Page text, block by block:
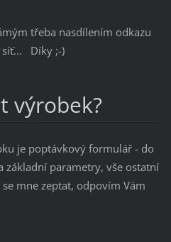
třeba nasdílením odkazu
síť... Díky ;-)
výrobek?
je poptávkový formulář - do
základní parametry, vše ostatní
mne zeptat, odpovím Vám